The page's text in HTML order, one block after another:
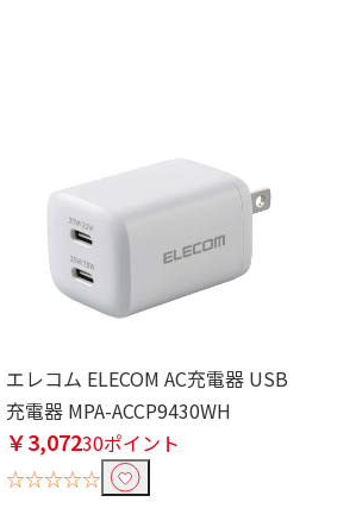
エレコム ELECOM AC充電器 USB
充電器 MPA-ACCP9430WH
￥3,07230ポイント
☆☆☆☆☆